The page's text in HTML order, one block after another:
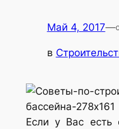
Май 4, 2017—
в
Если у Вас есть